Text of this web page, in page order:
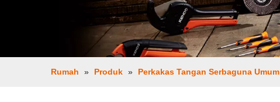
Rumah » Produk » Perkakas Tangan Serbaguna Umum